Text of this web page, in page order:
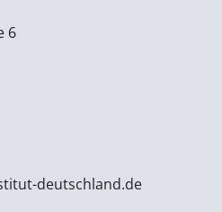
6
deutschland.de